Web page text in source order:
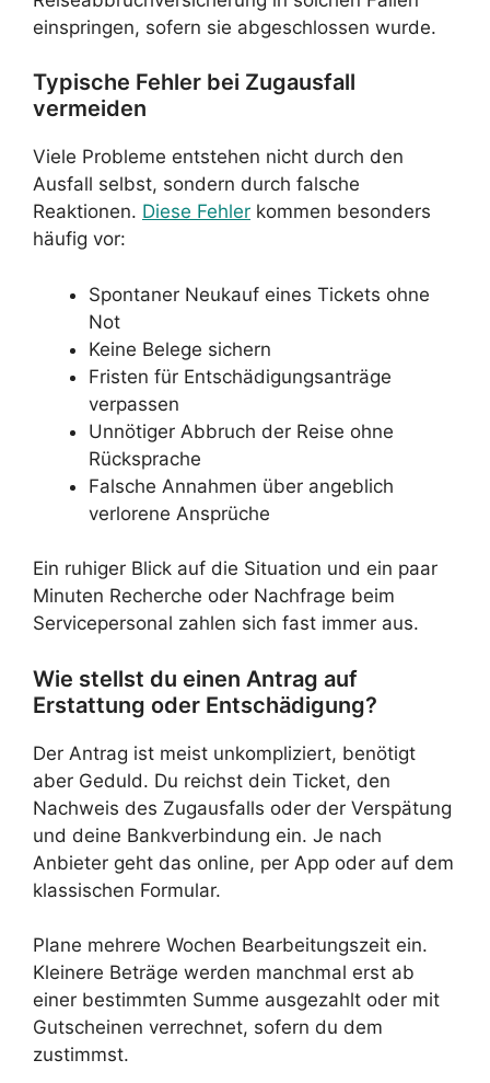
einspringen, sofern sie abgeschlossen wurde.
Typische Fehler bei Zugausfall
vermeiden
Viele Probleme entstehen nicht durch den
Ausfall selbst, sondern durch falsche
Reaktionen. Diese Fehler kommen besonders
häufig vor:
Spontaner Neukauf eines Tickets ohne
Not
Keine Belege sichern
Fristen für Entschädigungsanträge
verpassen
Unnötiger Abbruch der Reise ohne
Rücksprache
Falsche Annahmen über angeblich
verlorene Ansprüche
Ein ruhiger Blick auf die Situation und ein paar
Minuten Recherche oder Nachfrage beim
Servicepersonal zahlen sich fast immer aus.
Wie stellst du einen Antrag auf
Erstattung oder Entschädigung?
Der Antrag ist meist unkompliziert, benötigt
aber Geduld. Du reichst dein Ticket, den
Nachweis des Zugausfalls oder der Verspätung
und deine Bankverbindung ein. Je nach
Anbieter geht das online, per App oder auf dem
klassischen Formular.
Plane mehrere Wochen Bearbeitungszeit ein.
Kleinere Beträge werden manchmal erst ab
einer bestimmten Summe ausgezahlt oder mit
Gutscheinen verrechnet, sofern du dem
zustimmst.